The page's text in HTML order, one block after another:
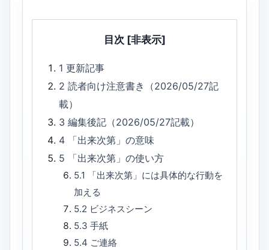
目次 [非表示]
1更新記事
2読者向け注意書き（2026/05/27記
載）
3編集後記（2026/05/27記載）
4
「出来次第」の意味
5
「出来次第」の使い方
5.1
「出来次第」には具体的な行動を
加える
5.2 ビジネスシーン
5.3 手紙
5.4 ご連絡